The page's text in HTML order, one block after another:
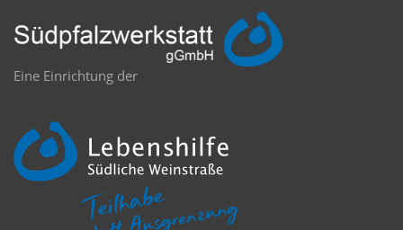
Eine Einrichtung der